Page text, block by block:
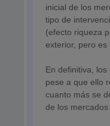
inicial de los
tipo de
(efecto riqueza
exterior, pero es
En definitiva,
pese a que ello
cuanto más se
de los